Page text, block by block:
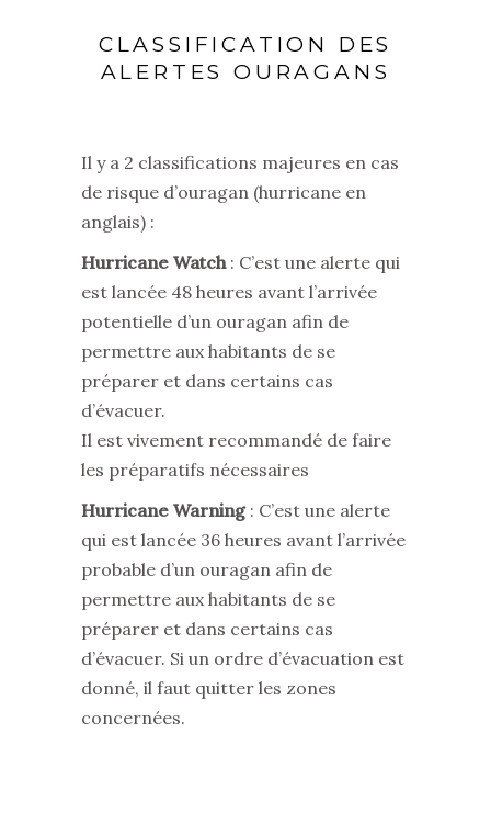
CLASSIFICATION DES
ALERTES OURAGANS
Il y a 2 classifications majeures en cas
de risque d’ouragan (hurricane en
anglais) :
Hurricane Watch: C’est une alerte qui
est lancée 48 heures avant l’arrivée
potentielle d’un ouragan afin de
permettre aux habitants de se
préparer et dans certains cas
d’évacuer.
Il est vivement recommandé de faire
les préparatifs nécessaires
Hurricane Warning: C’est une alerte
qui est lancée 36 heures avant l’arrivée
probable d’un ouragan afin de
permettre aux habitants de se
préparer et dans certains cas
d’évacuer. Si un ordre d’évacuation est
donné, il faut quitter les zones
concernées.